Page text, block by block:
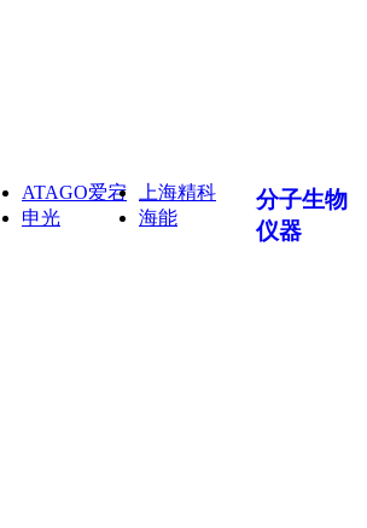
ATAGO爱宕 上海精科
申光 海能
分子生物
仪器